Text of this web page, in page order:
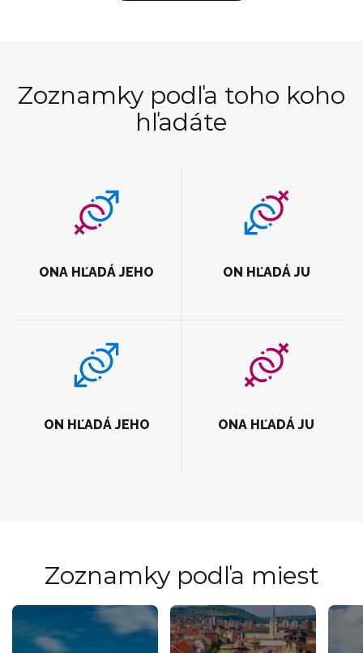
Zoznamky podľa toho koho
hľadáte
ONA HĽADÁ JEHO ON HĽADÁ JU
ON HĽADÁ JEHO ONA HĽADÁ JU
Zoznamky podľa miest